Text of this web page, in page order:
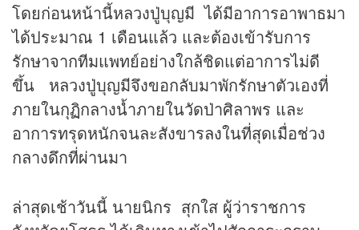
โดยก่อนหน้านี้หลวงปู่บุญมี ได้มีอาการอาพาธมา
ได้ประมาณ 1 เดือนแล้ว และต้องเข้ารับการ
รักษาจากทีมแพทย์อย่างใกล้ชิดแต่อาการไม่ดี
ขึ้น หลวงปู่บุญมีจึงขอกลับมาพักรักษาตัวเองที่
ภายในกุฏิกลางน้ำภายในวัดป่าศิลาพร และ
อาการทรุดหนักจนละสังขารลงในที่สุดเมื่อช่วง
กลางดึกที่ผ่านมา
ล่าสุดเช้าวันนี้ นายนิกร สุกใส ผู้ว่าราชการ